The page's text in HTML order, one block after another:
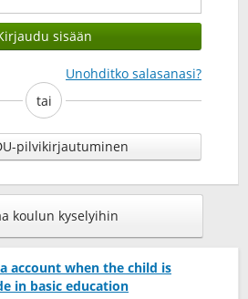
Unohditko salasanasi?
tai
pilvikirjautuminen
koulun kyselyihin
account when the child is
in basic education